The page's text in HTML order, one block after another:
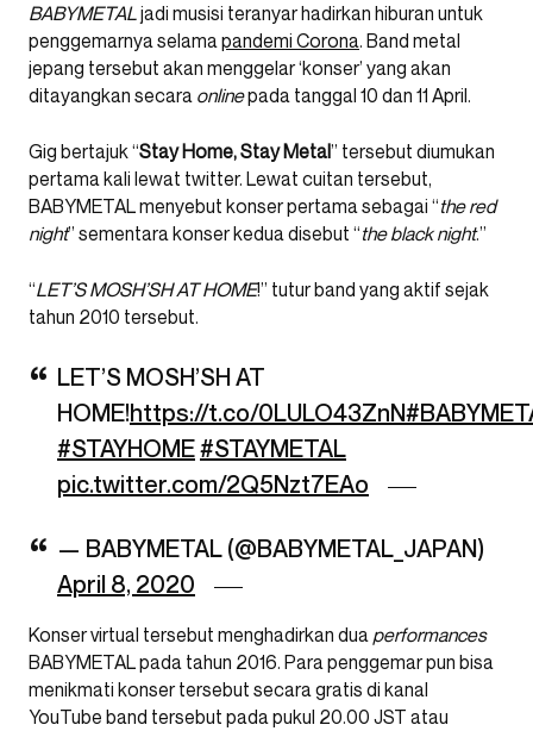
BABYMETALjadi musisi teranyar hadirkan hiburan untuk
penggemarnya selamapandemi Corona. Band metal
jepang tersebut akan menggelar ‘konser’ yang akan
ditayangkan secara onlinepada tanggal 10 dan 11 April.
Gig bertajuk “Stay Home, Stay Metal” tersebut diumukan
pertama kali lewat twitter. Lewat cuitan tersebut,
BABYMETAL menyebut konser pertama sebagai “the red
night” sementara konser kedua disebut “the black night.”
“LET’S MOSH’SH AT HOME!” tutur band yang aktif sejak
tahun 2010 tersebut.
LET’S MOSH’SH AT
HOME!https://t.co/0LULO43ZnN
#STAYHOME#STAYMETAL
pic.twitter.com/2Q5Nzt7EAo
— BABYMETAL (@BABYMETAL_JAPAN)
April 8, 2020
Konser virtual tersebut menghadirkan dua performances
BABYMETAL pada tahun 2016. Para penggemar pun bisa
menikmati konser tersebut secara gratis di kanal
YouTube band tersebut pada pukul 20.00 JST atau